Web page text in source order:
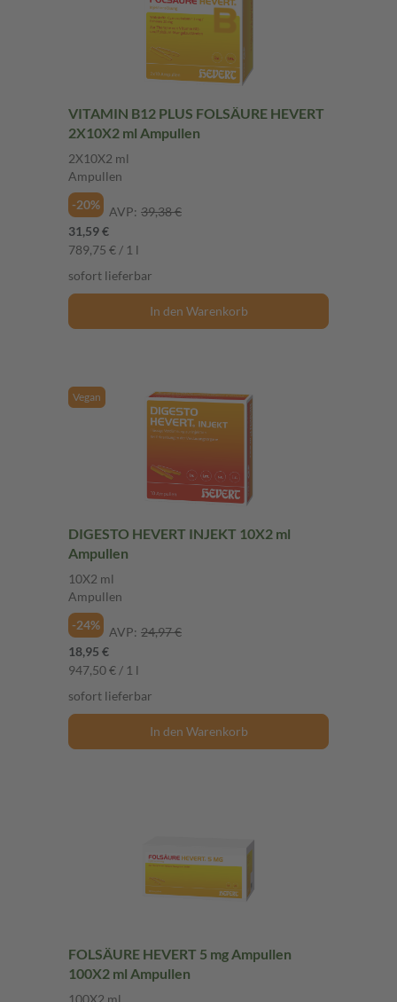
VITAMIN B12 PLUS FOLSÄURE HEVERT
2X10X2 ml Ampullen
2X10X2 ml
Ampullen
-20%
AVP: 39,38 €
31,59 €
789,75 € / 1 l
sofort lieferbar
In den Warenkorb
Vegan
DIGESTO HEVERT INJEKT 10X2 ml
Ampullen
10X2 ml
Ampullen
-24%
AVP: 24,97 €
18,95 €
947,50 € / 1 l
sofort lieferbar
In den Warenkorb
FOLSÄURE HEVERT 5 mg Ampullen
100X2 ml Ampullen
100X2 ml